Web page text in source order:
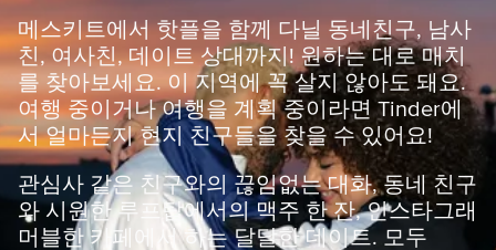
메스키트에서 핫플을 함께 다닐 동네친구, 남사
친, 여사친, 데이트 상대까지! 원하는 대로 매치
를 찾아보세요. 이 지역에 꼭 살지 않아도 돼요.
여행 중이거나 여행을 계획 중이라면 Tinder에
서 얼마든지 현지 친구들을 찾을 수 있어요!
관심사 같은 친구와의 끊임없는 대화, 동네 친구
와 시원한 루프탑에서의 맥주 한 잔, 인스타그래
머블한 카페에서 하는 달달한 데이트. 모두